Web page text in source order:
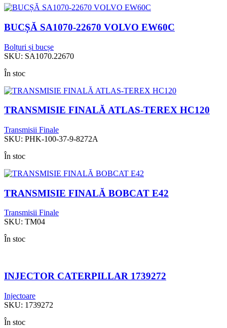
BUCȘĂ SA1070-22670 VOLVO EW60C
Bolțuri și bucșe
SKU: SA1070.22670
În stoc
TRANSMISIE FINALĂ ATLAS-TEREX HC120
Transmisii Finale
SKU: PHK-100-37-9-8272A
În stoc
TRANSMISIE FINALĂ BOBCAT E42
Transmisii Finale
SKU: TM04
În stoc
INJECTOR CATERPILLAR 1739272
Injectoare
SKU: 1739272
În stoc